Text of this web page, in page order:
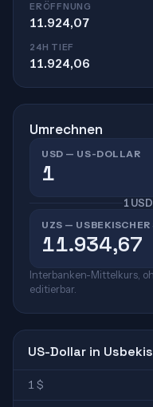
ERÖFFNUNG
11.924,07
24H TIEF
11.924,06
Umrechnen
USD — US-DOLLAR
1
UZS — USBEKISCHER
Interbanken-Mittelkurs,
editierbar.
US-Dollar in
1 $